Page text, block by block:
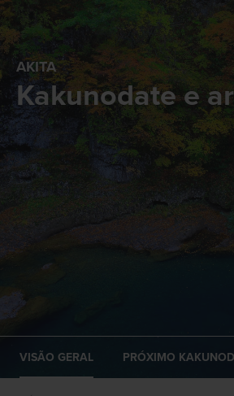
AKITA
Kakunodate e
VISÃO GERAL PRÓXIMO